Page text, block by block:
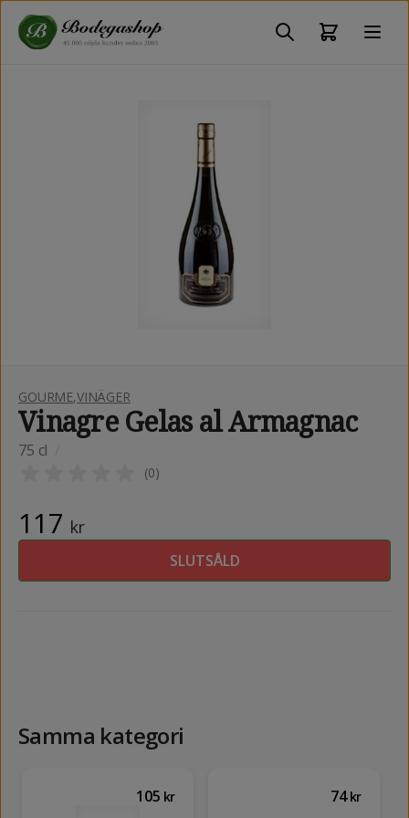
GOURME,VINÄGER
Vinagre Gelas al Armagnac
75 cl
(0)
117 kr
SLUTSÅLD
Samma kategori
105 kr 74kr